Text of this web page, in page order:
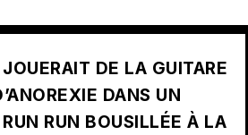
DE LA GUITARE
DANS UN
RUN BOUSILLÉE À LA